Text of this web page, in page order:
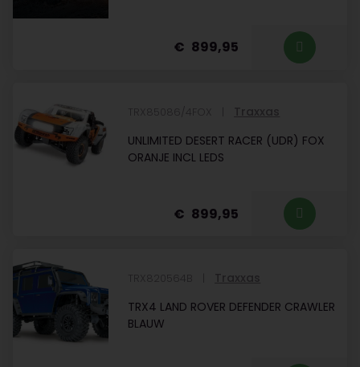
899,95
TRX85086/4FOX
Traxxas
UNLIMITED DESERT RACER (UDR) FOX
ORANJE INCL LEDS
899,95
TRX820564B
Traxxas
TRX4 LAND ROVER DEFENDER CRAWLER
BLAUW